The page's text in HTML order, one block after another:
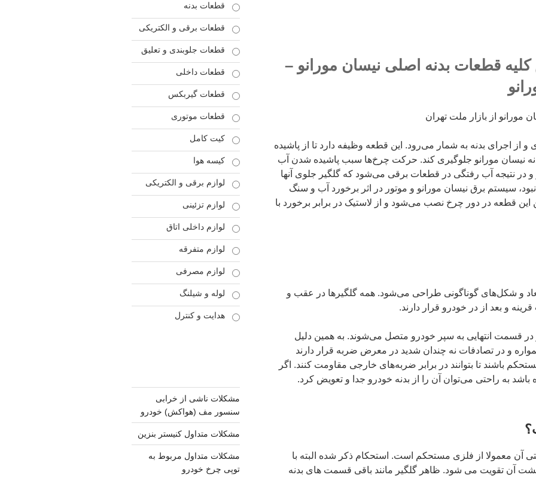
قطعات بدنه اصلی نیسان مورانو –
مورانو از بازار ملت تهران
از اجرای بدنه به شمار می‌رود. این قطعه وظیفه دارد تا از پاشیده
نیسان مورانو جلوگیری کند. حرکت چرخ‌ها سبب پاشیده شدن آب
و در نتیجه آب رفتگی در قطعات برقی می‌شود که گلگیر جلوی آنها
سیستم برق نیسان مورانو و موتور در اثر برخورد آب و سنگ
قطعه در دور چرخ نصب می‌شود و از لاستیک در برابر برخورد با
و شکل‌های گوناگونی طراحی می‌شود. همه گلگیرها در عقب و
و بعد از در خودرو قرار دارند.
قسمت انتهایی به سپر خودرو متصل می‌شوند. به همین دلیل
و در تصادفات نه چندان شدید در معرض ضربه قرار دارند
باشند تا بتوانند در برابر ضربه‌های خارجی مقاومت کنند. اگر
باشد به راحتی می‌توان آن را از بدنه خودرو جدا و تعویض کرد.
آن معمولا از فلزی مستحکم است. استحکام ذکر شده البته با
آن تقویت می‌ شود. ظاهر گلگیر مانند باقی قسمت‌ های بدنه
قطعات بدنه
قطعات برقی و الکتریکی
قطعات جلوبندی و تعلیق
قطعات داخلی
قطعات گیربکس
قطعات موتوری
کیت کامل
کیسه هوا
لوازم برقی و الکتریکی
لوازم تزئینی
لوازم داخلی اتاق
لوازم متفرقه
لوازم مصرفی
لوله و شیلنگ
هدایت و کنترل
مشکلات ناشی از خرابی
سنسور مف (هواکش) خودرو
مشکلات متداول کنیستر بنزین
مشکلات متداول مربوط به
توپی چرخ خودرو